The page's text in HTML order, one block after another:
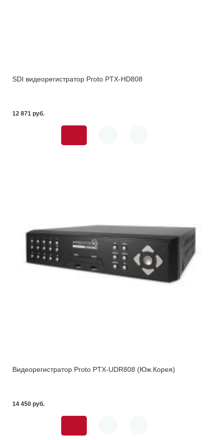
SDI видеорегистратор Proto PTX-HD808
12 871 pуб.
Видеорегистратор Proto PTX-UDR808 (Юж.Корея)
14 450 pуб.